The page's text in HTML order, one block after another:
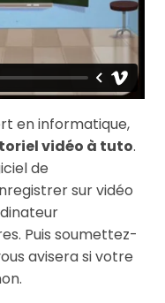
en informatique,
vidéo à tuto.
de
sur vidéo
Puis soumettez-
avisera si votre